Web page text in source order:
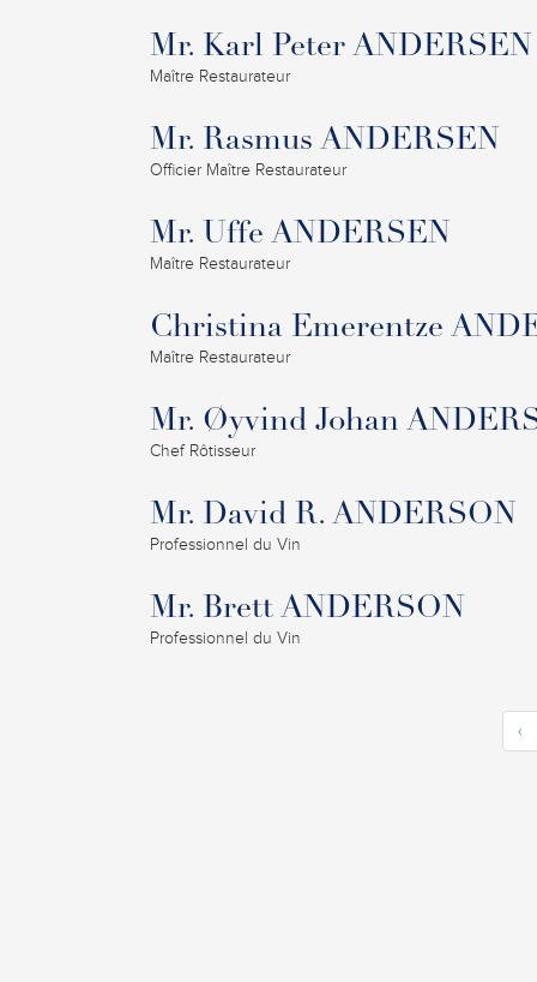
Mr. Karl Peter ANDERSEN
Maître Restaurateur
Mr. Rasmus ANDERSEN
Officier Maître Restaurateur
Mr. Uffe ANDERSEN
Maître Restaurateur
Christina Emerentze
Maître Restaurateur
Mr. Øyvind Johan
Chef Rôtisseur
Mr. David R. ANDERSON
Professionnel du Vin
Mr. Brett ANDERSON
Professionnel du Vin
‹